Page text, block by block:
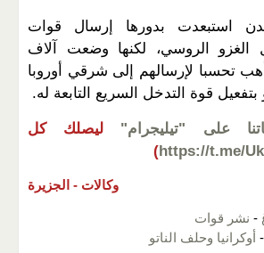
استبعدت بدورها إرسال قوات
الغزو الروسي، لكنها وضعت آلاف
تحسبا لإرسالهم إلى شرقي أوروبا
قوة التدخل السريع التابعة له.
على "تيليجرام"
ليصلك كل
https://t.me/
)
وكالات - الجزيرة
- نشر قوات
- أوكرانيا وحلف الناتو